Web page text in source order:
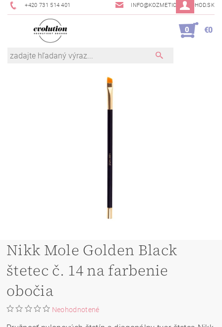
+420 731 514 401 INFO@KOZMETICKYOBCHOD.SK
0 €0
Nikk Mole Golden Black
štetec č. 14 na farbenie
obočia
Neohodnotené